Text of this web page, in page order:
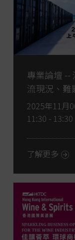
專業論壇 --
流現況、難
2025年11月
11:30 - 13:30
了解更多